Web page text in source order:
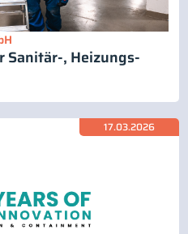
Sanitär-, Heizungs-
17.03.2026